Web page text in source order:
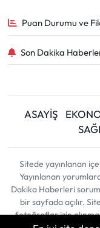
Puan Durumu ve
Son Dakika
ASAYİŞ
Sitede yayınlanan
Yayınlanan
Dakika Haberleri
bir sayfada açılır.
fotoğraflar izin